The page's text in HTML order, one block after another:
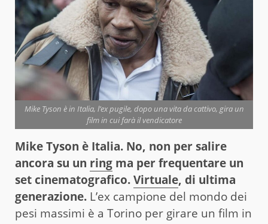
Mike Tyson è in Italia, l’ex pugile, dopo una vita da cattivo, gira un
film in cui farà il vendicatore
Mike Tyson è Italia. No, non per salire
ancora su un ring ma per frequentare un
set cinematografico.Virtuale, di ultima
generazione. L’ex campione del mondo dei
pesi massimi è a Torino per girare un film in